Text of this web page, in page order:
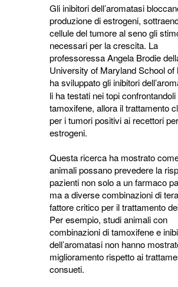
Gli inibitori dell’aromatasi
produzione di estrogeni,
cellule del tumore al seno gli
necessari per la crescita. La
professoressa Angela Brodie
University of Maryland School of
ha sviluppato gli inibitori
li ha testati nei topi
tamoxifene, allora il trattamento
per i tumori positivi ai recettori
estrogeni.
Questa ricerca ha mostrato
animali possano prevedere la
pazienti non solo a un farmaco
ma a diverse combinazioni di
fattore critico per il trattamento
Per esempio, studi animali con
combinazioni di tamoxifene e
dell’aromatasi non hanno
miglioramento rispetto ai
consueti.